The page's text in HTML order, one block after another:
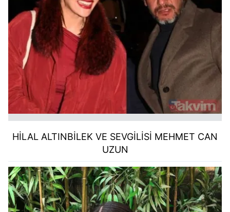
HİLAL ALTINBİLEK VE SEVGİLİSİ MEHMET CAN
UZUN